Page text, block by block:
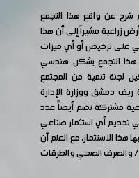
عن واقع هذا التجمع
زراعية مشيراً إلى أن هذا
على ترخيص أو أي ميزات
هذا التجمع بشكل هندسي
لجنة تنمية من المجتمع
دمشق ووزارة الإدارة
مشتركة تضم أيضاً عدد
تخديم أي استثمار صناعي
هذا الاستثمار، مع العلم أن
والصرف الصحي والطرقات